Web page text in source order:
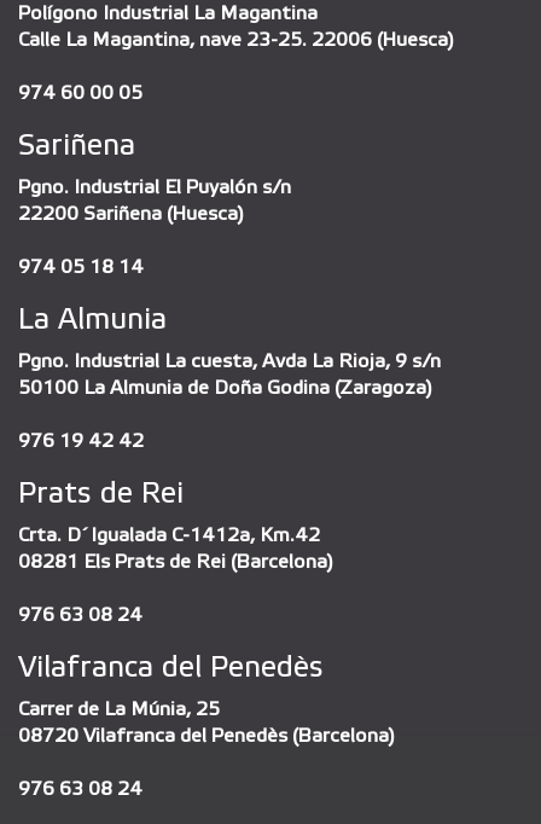
Polígono Industrial La Magantina
Calle La Magantina, nave 23-25. 22006 (Huesca)
974 60 00 05
Sariñena
Pgno. Industrial El Puyalón s/n
22200 Sariñena (Huesca)
974 05 18 14
La Almunia
Pgno. Industrial La cuesta, Avda La Rioja, 9 s/n
50100 La Almunia de Doña Godina (Zaragoza)
976 19 42 42
Prats de Rei
Crta. D´Igualada C-1412a, Km.42
08281 Els Prats de Rei (Barcelona)
976 63 08 24
Vilafranca del Penedès
Carrer de La Múnia, 25
08720 Vilafranca del Penedès (Barcelona)
976 63 08 24